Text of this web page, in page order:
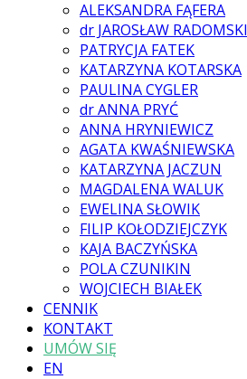
ALEKSANDRA FĄFERA
dr JAROSŁAW RADOMSKI
PATRYCJA FATEK
KATARZYNA KOTARSKA
PAULINA CYGLER
dr ANNA PRYĆ
ANNA HRYNIEWICZ
AGATA KWAŚNIEWSKA
KATARZYNA JACZUN
MAGDALENA WALUK
EWELINA SŁOWIK
FILIP KOŁODZIEJCZYK
KAJA BACZYŃSKA
POLA CZUNIKIN
WOJCIECH BIAŁEK
CENNIK
KONTAKT
UMÓW SIĘ
EN